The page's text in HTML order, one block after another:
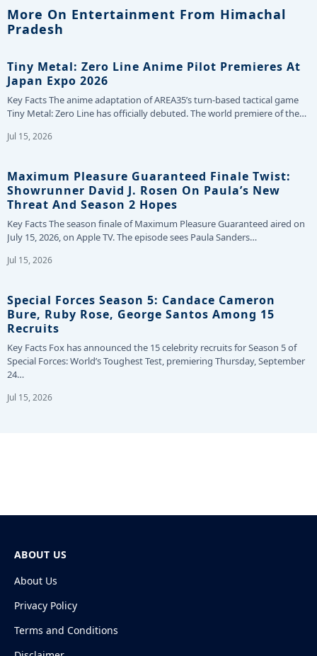
More On Entertainment From Himachal
Pradesh
Tiny Metal: Zero Line Anime Pilot Premieres At
Japan Expo 2026
Key Facts The anime adaptation of AREA35’s turn-based tactical game
Tiny Metal: Zero Line has officially debuted. The world premiere of the…
Jul 15, 2026
Maximum Pleasure Guaranteed Finale Twist:
Showrunner David J. Rosen On Paula’s New
Threat And Season 2 Hopes
Key Facts The season finale of Maximum Pleasure Guaranteed aired on
July 15, 2026, on Apple TV. The episode sees Paula Sanders…
Jul 15, 2026
Special Forces Season 5: Candace Cameron
Bure, Ruby Rose, George Santos Among 15
Recruits
Key Facts Fox has announced the 15 celebrity recruits for Season 5 of
Special Forces: World’s Toughest Test, premiering Thursday, September
24…
Jul 15, 2026
ABOUT US
About Us
Privacy Policy
Terms and Conditions